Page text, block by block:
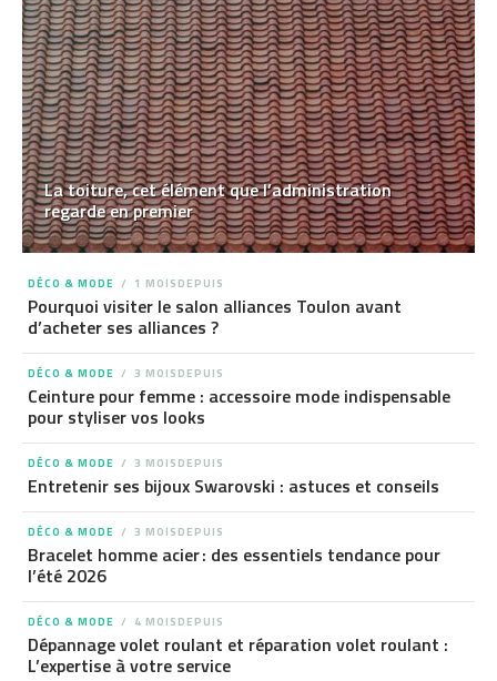
La toiture, cet élément que l’administration
regarde en premier
DÉCO & MODE 1 MOISDEPUIS
Pourquoi visiter le salon alliances Toulon avant
d’acheter ses alliances ?
DÉCO & MODE 3 MOISDEPUIS
Ceinture pour femme : accessoire mode indispensable
pour styliser vos looks
DÉCO & MODE 3 MOISDEPUIS
Entretenir ses bijoux Swarovski : astuces et conseils
DÉCO & MODE 3 MOISDEPUIS
Bracelet homme acier : des essentiels tendance pour
l’été 2026
DÉCO & MODE 4 MOISDEPUIS
Dépannage volet roulant et réparation volet roulant :
L’expertise à votre service